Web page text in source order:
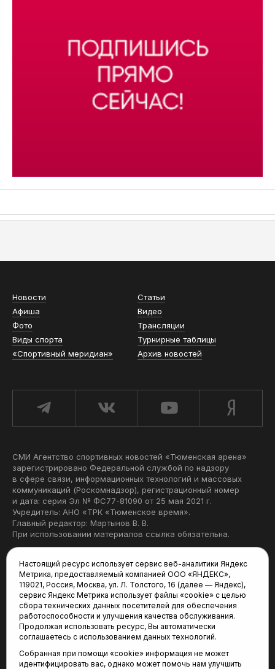
Новости
Статьи
Афиша
Видео
Фото
Трансляции
Виды спорта
Турнирные таблицы
«Спортивный меридиан»
Архив новостей
СМИ Агентство спортивных новостей «Тюменская арена»
зарегистрировано Федеральной службой по надзору
в сфере связи, информационных технологий и массовых
коммуникаций (Роскомнадзор), регистрационный номер
и дата: серия Эл № ФС77-81090 от 25 мая 2021 г.
Учредитель: АНО «ТРК «Тюменское время».
Главный редактор: Мартынов В. В.
При использовании материалов ссылка обязательна.
Редакция:
625035, Тюмень, пр. Геологоразведчиков, 28А
(3452) 68-22-28
tum-arena@mail.ru
Отдел продаж:
(3452) 68-89-78
Настоящий ресурс использует сервис веб-аналитики Яндекс
Метрика, предоставляемый компанией ООО «ЯНДЕКС»,
119021, Россия, Москва, ул. Л. Толстого, 16 (далее — Яндекс),
сервис Яндекс Метрика использует файлы «cookie» с целью
сбора технических данных посетителей для обеспечения
работоспособности и улучшения качества обслуживания.
Продолжая использовать ресурс, Вы автоматически
соглашаетесь с использованием данных технологий.
Собранная при помощи «cookie» информация не может
идентифицировать вас, однако может помочь нам улучшить